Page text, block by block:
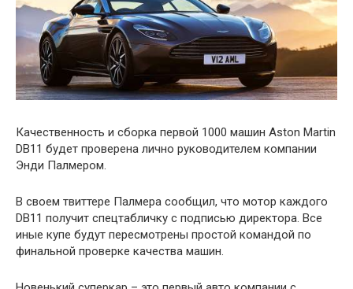
Качественность и сборка первой 1000 машин Aston Martin
DB11 будет проверена лично руководителем компании
Энди Палмером.
В своем твиттере Палмера сообщил, что мотор каждого
DB11 получит спецтабличку с подписью директора. Все
иные купе будут пересмотрены простой командой по
финальной проверке качества машин.